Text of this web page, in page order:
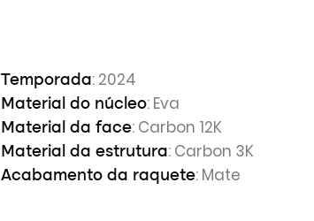
Temporada: 2024
Material do núcleo: Eva
Material da face: Carbon 12K
Material da estrutura: Carbon 3K
Acabamento da raquete: Mate